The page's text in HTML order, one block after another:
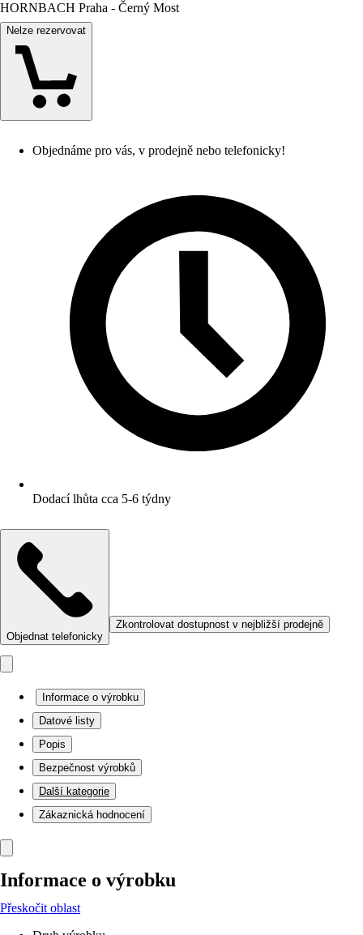
HORNBACH Praha - Černý Most
Nelze rezervovat
Objednáme pro vás, v prodejně nebo telefonicky!
Dodací lhůta cca 5-6 týdny
Objednat telefonicky
Zkontrolovat dostupnost v nejbližší prodejně
Informace o výrobku
Datové listy
Popis
Bezpečnost výrobků
Další kategorie
Zákaznická hodnocení
Informace o výrobku
Přeskočit oblast